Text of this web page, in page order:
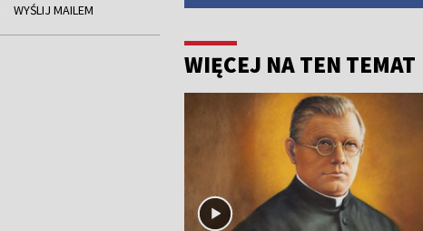
WYŚLIJ MAILEM
WIĘCEJ NA TEN TEMAT